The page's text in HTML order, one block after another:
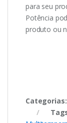
para seu
Potência
produto ou